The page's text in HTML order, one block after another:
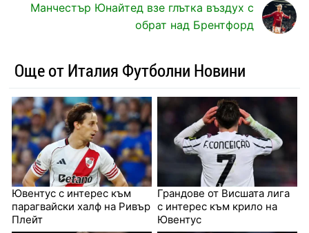
Манчестър Юнайтед взе глътка въздух с
обрат над Брентфорд
Още от Италия Футболни Новини
Ювентус с интерес към
парагвайски халф на Ривър
Плейт
Грандове от Висшата лига
с интерес към крило на
Ювентус